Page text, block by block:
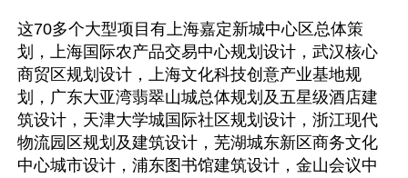
这70多个大型项目有上海嘉定新城中心区总体策
划，上海国际农产品交易中心规划设计，武汉核心
商贸区规划设计，上海文化科技创意产业基地规
划，广东大亚湾翡翠山城总体规划及五星级酒店建
筑设计，天津大学城国际社区规划设计，浙江现代
物流园区规划及建筑设计，芜湖城东新区商务文化
中心城市设计，浦东图书馆建筑设计，金山会议中